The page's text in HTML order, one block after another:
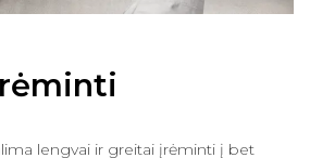
lengvai ir greitai įrėminti į bet